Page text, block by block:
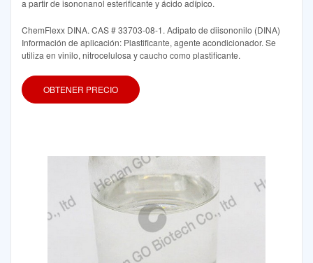
a partir de isononanol esterificante y ácido adípico.
ChemFlexx DINA. CAS # 33703-08-1. Adipato de diisononilo (DINA)
Información de aplicación: Plastificante, agente acondicionador. Se
utiliza en vinilo, nitrocelulosa y caucho como plastificante.
OBTENER PRECIO